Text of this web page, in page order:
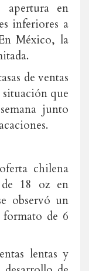
apertura en
inferiores a
México, la
de ventas
situación que
junto
chilena
18 oz en
observó un
de 6
lentas y